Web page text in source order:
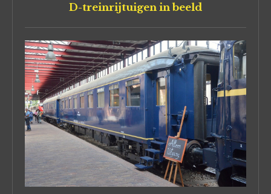
D-treinrijtuigen in beeld